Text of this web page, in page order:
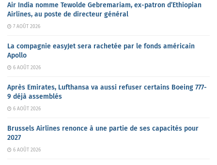
Air India nomme Tewolde Gebremariam, ex-patron d’Ethiopian
Airlines, au poste de directeur général
7 AOÛT 2026
La compagnie easyJet sera rachetée par le fonds américain
Apollo
6 AOÛT 2026
Après Emirates, Lufthansa va aussi refuser certains Boeing 777-
9 déjà assemblés
6 AOÛT 2026
Brussels Airlines renonce à une partie de ses capacités pour
2027
6 AOÛT 2026